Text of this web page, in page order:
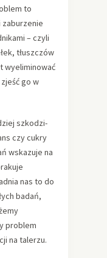
to
zaburzenie
– czyli
tłuszczów
wyeliminować
go w
szkodzi-
czy cukry
wskazuje na
nas to do
badań,
problem
na talerzu.